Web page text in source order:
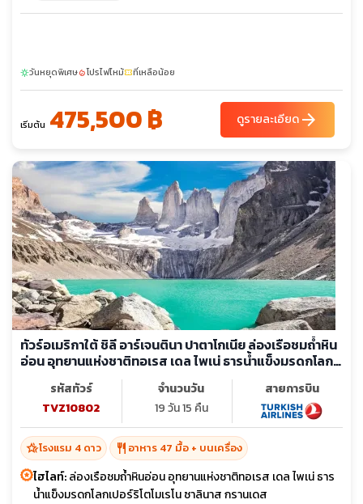
อาสนวิหารบัวโนสไอเรส
sunnyวันหยุดพิเศษlocal_fire_departmentโปรไฟไหม้confirmation_numberที่เหลือน้อย
เริ่มต้น 475,500 ฿ ดูรายละเอียดarrow_forward
ทัวร์อเมริกาใต้ ชิลี อาร์เจนตินา ปาตาโกเนีย ล่องเรือชมถ้ำหิน
อ่อน อุทยานแห่งชาติทอเรส เดล ไพเน่ ธารน้ำแข็งมรดกโลก
เปอร์ริโตโมเรโน ซาลินาส กรานเดส
รหัสทัวร์
TVZ10802
จำนวนวัน
19 วัน 15 คืน
สายการบิน
hotel_classโรงแรม 4 ดาว restaurant อาหาร 47 มื้อ + บนเครื่อง
ไฮไลท์:ล่องเรือชมถ้ำหินอ่อน อุทยานแห่งชาติทอเรส เดล ไพเน่ ธาร
น้ำแข็งมรดกโลกเปอร์ริโตโมเรโน ซาลินาส กรานเดส